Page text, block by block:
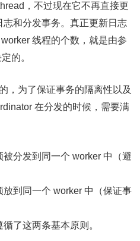
，不过现在它不再直接更
和分发事务。真正更新日志
线程的个数，就是由参
的。
，为了保证事务的隔离性以及
在分发的时候，需要满
分发到同一个 worker 中（避
到同一个 worker 中（保证事
了这两条基本原则。